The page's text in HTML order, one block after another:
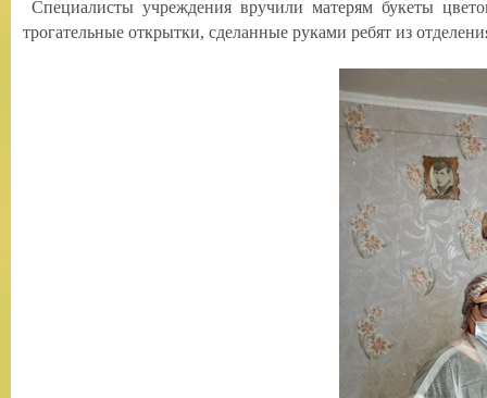
Специалисты учреждения вручили матерям букеты
трогательные открытки, сделанные руками ребят из